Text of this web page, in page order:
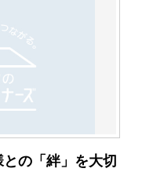
の「絆」を大切